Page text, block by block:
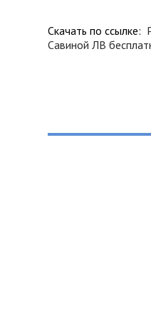
Скачать по ссылке:
Савиной ЛВ